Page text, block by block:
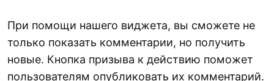
При помощи нашего виджета, вы сможете не
только показать комментарии, но получить
новые. Кнопка призыва к действию поможет
пользователям опубликовать их комментарий.